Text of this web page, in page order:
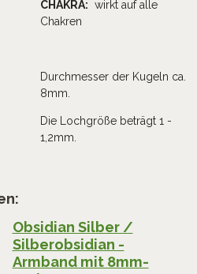
CHAKRA: wirkt auf alle
Chakren
Durchmesser der Kugeln ca.
8mm.
Die Lochgröße beträgt 1 -
1,2mm.
Obsidian Silber /
Silberobsidian -
Armband mit 8mm-